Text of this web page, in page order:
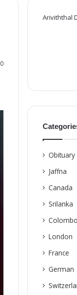
0
Obituary
Jaffna
Canada
Srilanka
Colombo
London
France
German